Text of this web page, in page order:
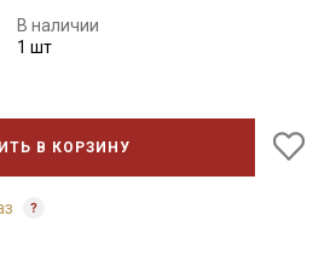
В наличии
1 шт
В КОРЗИНУ